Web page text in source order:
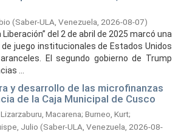
(Saber-ULA, Venezuela, 2026-08-07)
Liberación” del 2 de abril de 2025 marcó una
juego institucionales de Estados Unidos
El segundo gobierno de Trump
...
y desarrollo de las microfinanzas
de la Caja Municipal de Cusco
Lizarzaburu, Macarena; Burneo, Kurt;
Julio (Saber-ULA, Venezuela, 2026-08-